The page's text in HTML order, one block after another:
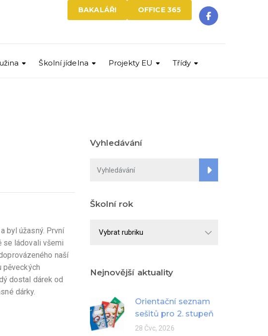
OFFICE 365
BAKALÁŘI
Školní jídelna Projekty EU Třídy
byl úžasný. První
se ládovali všemi
naší
pěveckých
dostal dárek od
dárky.
Vyhledávání
Školní rok
Nejnovější aktuality
Orientační seznam
sešitů pro 2. stupeň
28 Čvc, 2026